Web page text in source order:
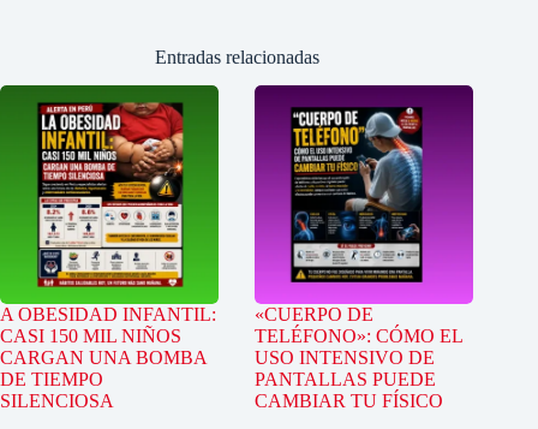
Entradas relacionadas
A OBESIDAD INFANTIL:
CASI 150 MIL NIÑOS
CARGAN UNA BOMBA
DE TIEMPO
SILENCIOSA
«CUERPO DE
TELÉFONO»: CÓMO EL
USO INTENSIVO DE
PANTALLAS PUEDE
CAMBIAR TU FÍSICO